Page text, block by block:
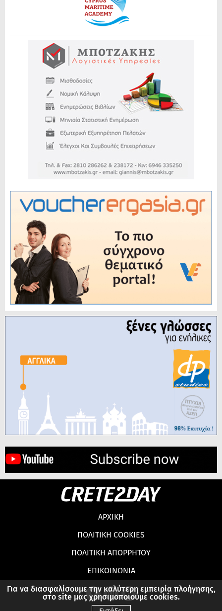
Για να διασφαλίσουμε την καλύτερη εμπειρία πλοήγησης,
στο site μας χρησιμοποιούμε cookies.
ΑΡΧΙΚΗ
ΠΟΛΙΤΙΚΗ COOKIES
ΠΟΛΙΤΙΚΗ ΑΠΟΡΡΗΤΟΥ
ΕΠΙΚΟΙΝΩΝΙΑ